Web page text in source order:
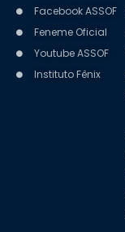
Facebook ASSOF
Feneme Oficial
Youtube ASSOF
Instituto Fênix